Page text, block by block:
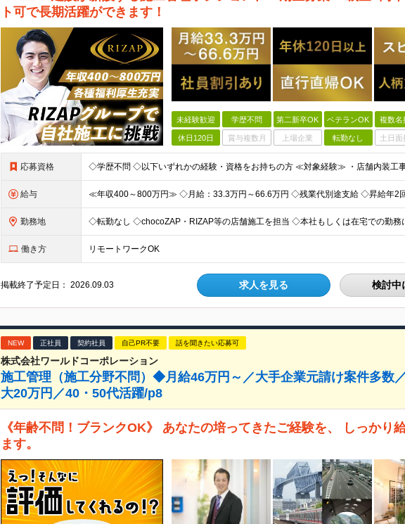
ト可で長期活躍ができます！
未経験歓迎 学歴不問 第二新卒OK ベテランOK 複数名
休日120日 賞与複数月 上場企業 転勤なし 土日面
応募資格
給与
勤務地
働き方 リモートワークOK
掲載終了予定日：2026.09.03 求人を見る 検討中
NEW 正社員 契約社員 自己PR不要 話を聞きたい応募可
株式会社ワールドコーポレーション
施工管理（施工分野不問）◆月給46万円～／大手企業元請け案件多数
大20万円／40・50代活躍/p8
《年齢不問！ブランクOK》 あなたの培ってきたご経験を、 しっかり
ます。